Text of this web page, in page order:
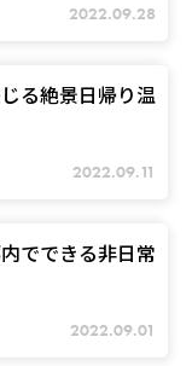
2022.09.28
る絶景日帰り温
2022.09.11
でできる非日常
2022.09.01